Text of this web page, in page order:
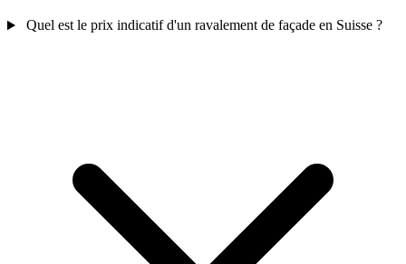
Quel est le prix indicatif d'un ravalement de façade en Suisse ?